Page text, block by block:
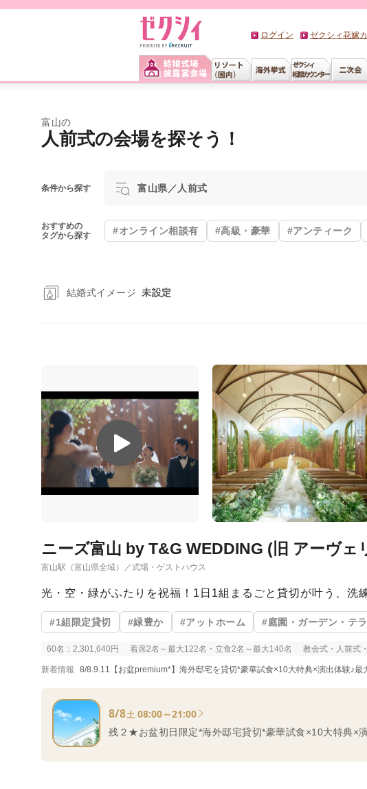
ログイン ゼクシィ花嫁
富山の
人前式の会場を探そう！
条件から探す 富山県／人前式
おすすめの
タグから探す
#オンライン相談有 #高級・豪華 #アンティーク
結婚式イメージ 未設定
ニーズ富山 by T&G WEDDING (旧 アーヴェ
富山駅（富山県全域）／式場・ゲストハウス
光・空・緑がふたりを祝福！1日1組まるごと貸切が叶う、洗
#1組限定貸切 #緑豊か #アットホーム #庭園・ガーデン・テ
60名：2,301,640円 着席2名～最大122名・立食2名～最大140名 教会式・人前式
新着情報 8/8.9.11【お盆premium*】海外邸宅を貸切*豪華試食×10大特典×演出体験♪最
8/8土 08:00～21:00
残２★お盆初日限定*海外邸宅貸切*豪華試食×10大特典×